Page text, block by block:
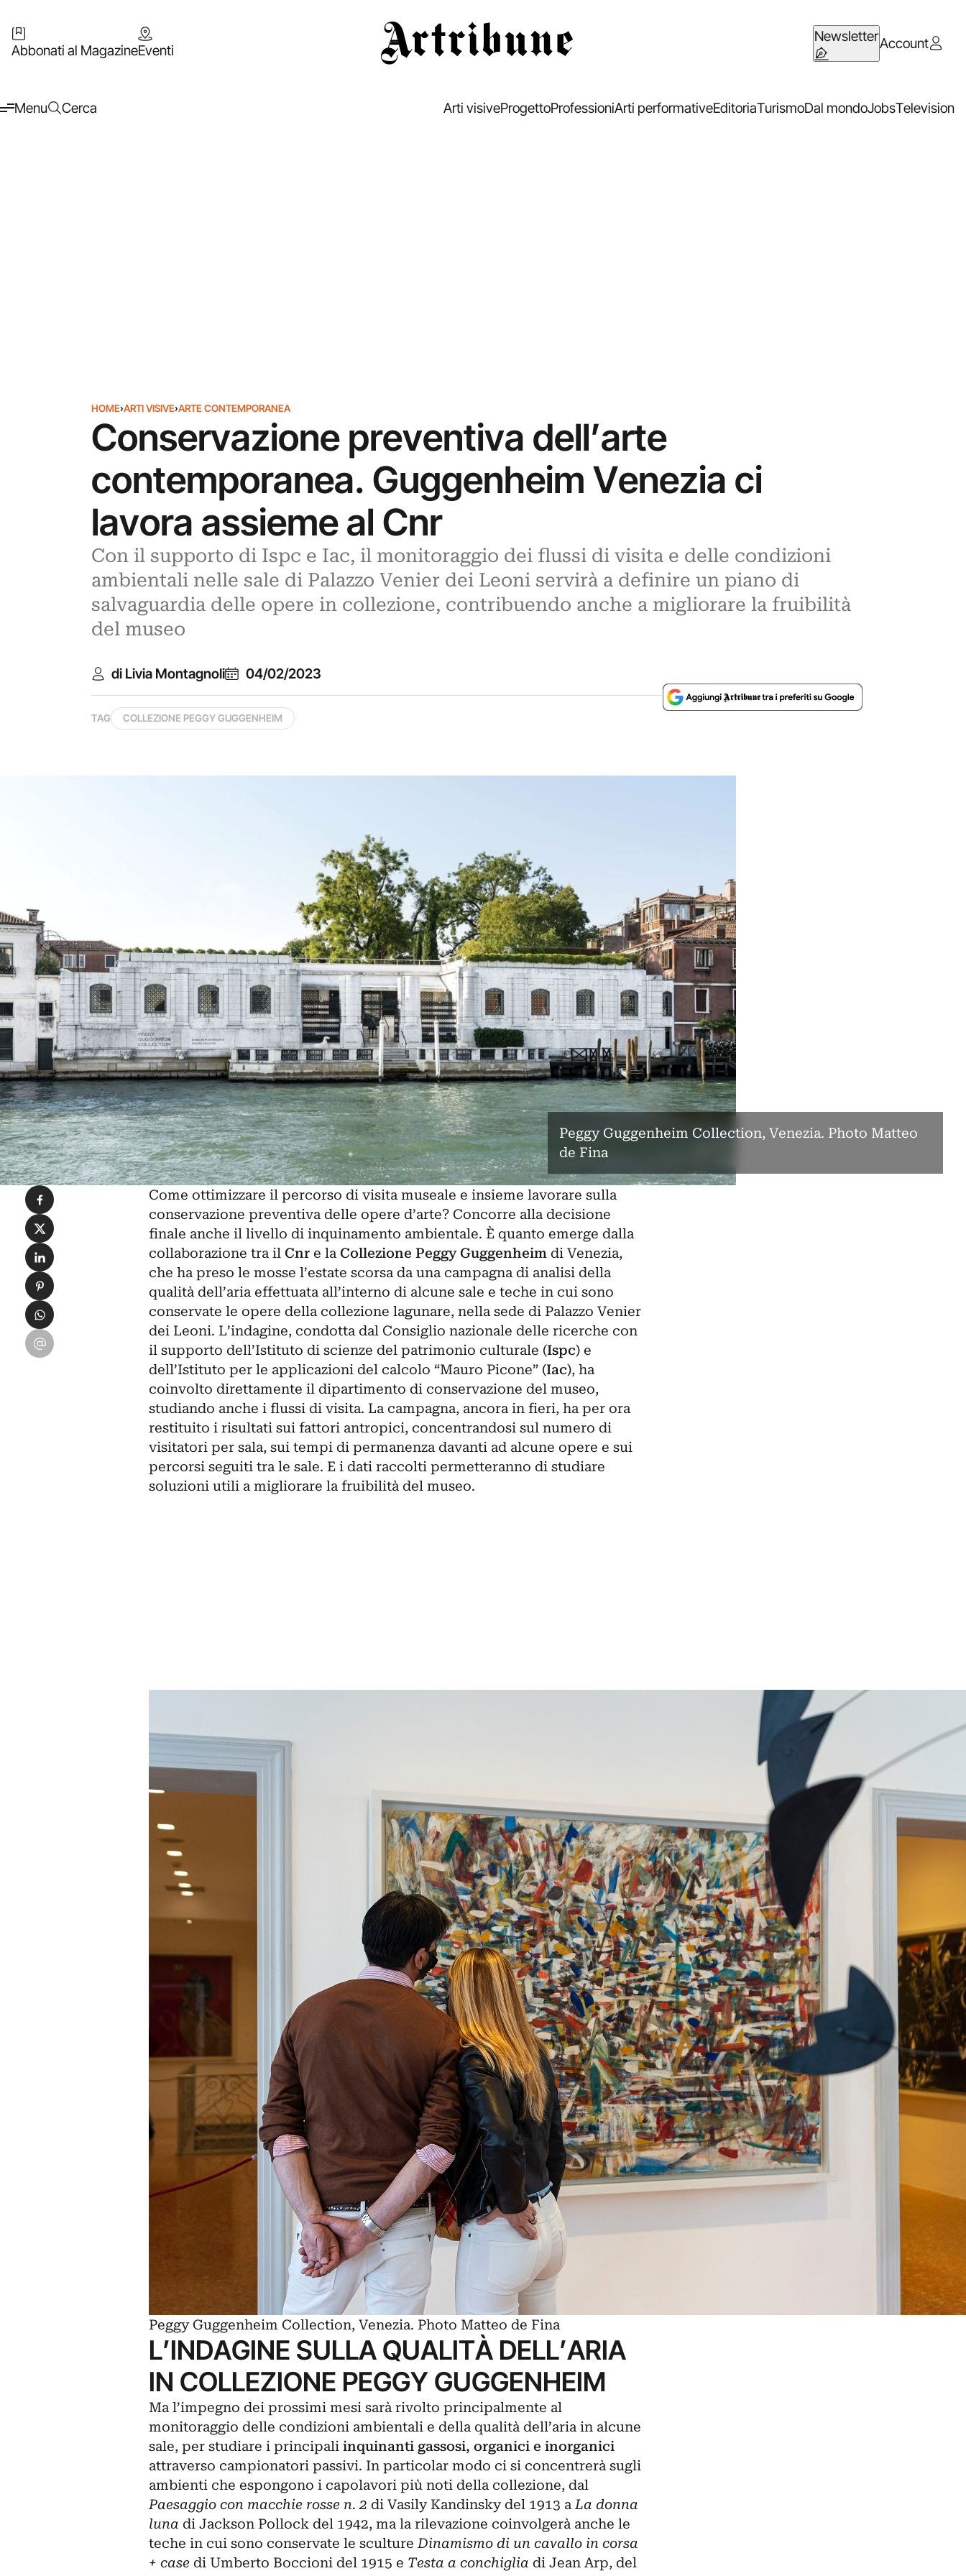
Abbonati al MagazineEventi
NewsletterAccount
Menu Cerca Arti visiveProgettoProfessioniArti performativeEditoriaTurismoDal mondoJobsTelevision
HOME›ARTI VISIVE›ARTE CONTEMPORANEA
Conservazione preventiva dell’arte
contemporanea. Guggenheim Venezia ci
lavora assieme al Cnr
Con il supporto di Ispc e Iac, il monitoraggio dei flussi di visita e delle condizioni
ambientali nelle sale di Palazzo Venier dei Leoni servirà a definire un piano di
salvaguardia delle opere in collezione, contribuendo anche a migliorare la fruibilità
del museo
di Livia Montagnoli 04/02/2023
TAG COLLEZIONE PEGGY GUGGENHEIM
Peggy Guggenheim Collection, Venezia. Photo Matteo
de Fina
Come ottimizzare il percorso di visita museale e insieme lavorare sulla
conservazione preventiva delle opere d’arte? Concorre alla decisione
finale anche il livello di inquinamento ambientale. È quanto emerge dalla
collaborazione tra il Cnr e laCollezione Peggy Guggenheimdi Venezia,
che ha preso le mosse l’estate scorsa da una campagna di analisi della
qualità dell’aria effettuata all’interno di alcune sale e teche in cui sono
conservate le opere della collezione lagunare, nella sede di Palazzo Venier
dei Leoni. L’indagine, condotta dal Consiglio nazionale delle ricerche con
il supporto dell’Istituto di scienze del patrimonio culturale (Ispc) e
dell’Istituto per le applicazioni del calcolo “Mauro Picone” (Iac), ha
coinvolto direttamente il dipartimento di conservazione del museo,
studiando anche i flussi di visita. La campagna, ancora in fieri, ha per ora
restituito i risultati sui fattori antropici, concentrandosi sul numero di
visitatori per sala, sui tempi di permanenza davanti ad alcune opere e sui
percorsi seguiti tra le sale. E i dati raccolti permetteranno di studiare
soluzioni utili a migliorare la fruibilità del museo.
Peggy Guggenheim Collection, Venezia. Photo Matteo de Fina
L’INDAGINE SULLA QUALITÀ DELL’ARIA
IN COLLEZIONE PEGGY GUGGENHEIM
Ma l’impegno dei prossimi mesi sarà rivolto principalmente al
monitoraggio delle condizioni ambientali e della qualità dell’aria in alcune
sale, per studiare i principali inquinanti gassosi, organici e inorganici
attraverso campionatori passivi. In particolar modo ci si concentrerà sugli
ambienti che espongono i capolavori più noti della collezione, dal
Paesaggio con macchie rosse n. 2 di Vasily Kandinsky del 1913 aLa donna
luna di Jackson Pollock del 1942, ma la rilevazione coinvolgerà anche le
teche in cui sono conservate le scultureDinamismo di un cavallo in corsa
+ casedi Umberto Boccioni del 1915 e Testa a conchiglia di Jean Arp, del
Condividi su Facebook
Condividi su X
Condividi su LinkedIn
Condividi su Pinterest
Condividi su WhatsApp
Condividi su Email